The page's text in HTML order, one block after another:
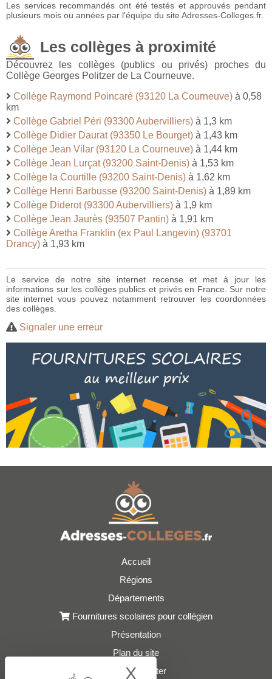
Les services recommandés ont été testés et approuvés pendant
plusieurs mois ou années par l'équipe du site Adresses-Colleges.fr.
Les collèges à proximité
Découvrez les collèges (publics ou privés) proches du
Collège Georges Politzer de La Courneuve.
Collège Raymond Poincaré (93120 La Courneuve) à 0,58
km
Collège Gabriel Péri (93300 Aubervilliers) à 1,3 km
Collège Didier Daurat (93350 Le Bourget) à 1,43 km
Collège Jean Vilar (93120 La Courneuve) à 1,44 km
Collège Jean Lurçat (93200 Saint-Denis) à 1,53 km
Collège la Courtille (93200 Saint-Denis) à 1,62 km
Collège Henri Barbusse (93200 Saint-Denis) à 1,89 km
Collège Diderot (93300 Aubervilliers) à 1,9 km
Collège Jean Jaurès (93507 Pantin) à 1,91 km
Collège Aretha Franklin (ex Paul Langevin) (93701
Drancy) à 1,93 km
Le service de notre site internet recense et met à jour les
informations sur les collèges publics et privés en France. Sur notre
site internet vous pouvez notamment retrouver les coordonnées
des collèges.
Signaler une erreur
Accueil
Régions
Départements
Fournitures scolaires pour collégien
Présentation
Plan du site
Nous contacter
X Hide cookie